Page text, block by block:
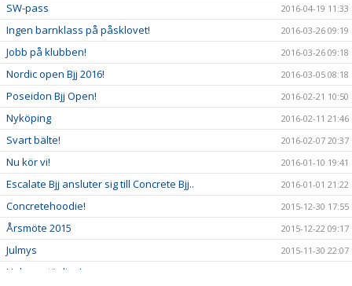
SW-pass 2016-04-19 11:33
Ingen barnklass på påsklovet! 2016-03-26 09:19
Jobb på klubben! 2016-03-26 09:18
Nordic open Bjj 2016! 2016-03-05 08:18
Poseidon Bjj Open! 2016-02-21 10:50
Nyköping 2016-02-11 21:46
Svart bälte! 2016-02-07 20:37
Nu kör vi! 2016-01-10 19:41
Escalate Bjj ansluter sig till Concrete Bjj.. 2016-01-01 21:22
Concretehoodie! 2015-12-30 17:55
Årsmöte 2015 2015-12-22 09:17
Julmys 2015-11-30 22:07
Helgens tävling!